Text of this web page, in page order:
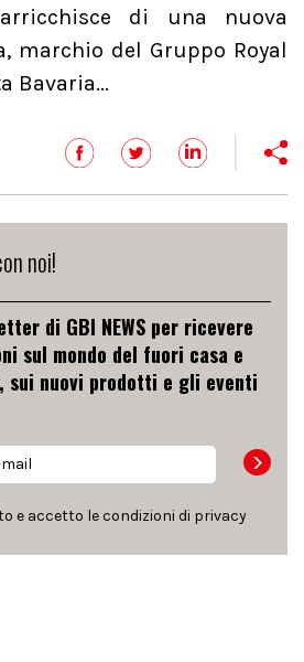
di una nuova
marchio del Gruppo Royal
Bavaria...
noi!
di GBI NEWS per ricevere
sul mondo del fuori casa e
sui nuovi prodotti e gli eventi
e accetto le condizioni di privacy